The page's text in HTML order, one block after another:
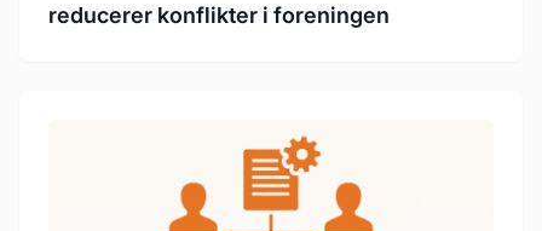
reducerer konflikter i foreningen